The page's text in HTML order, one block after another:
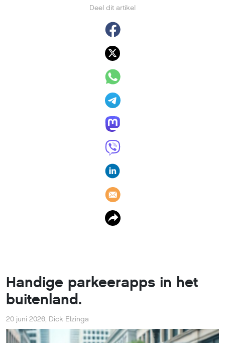
Deel dit artikel
Handige parkeerapps in het
buitenland.
20 juni 2026, Dick Elzinga